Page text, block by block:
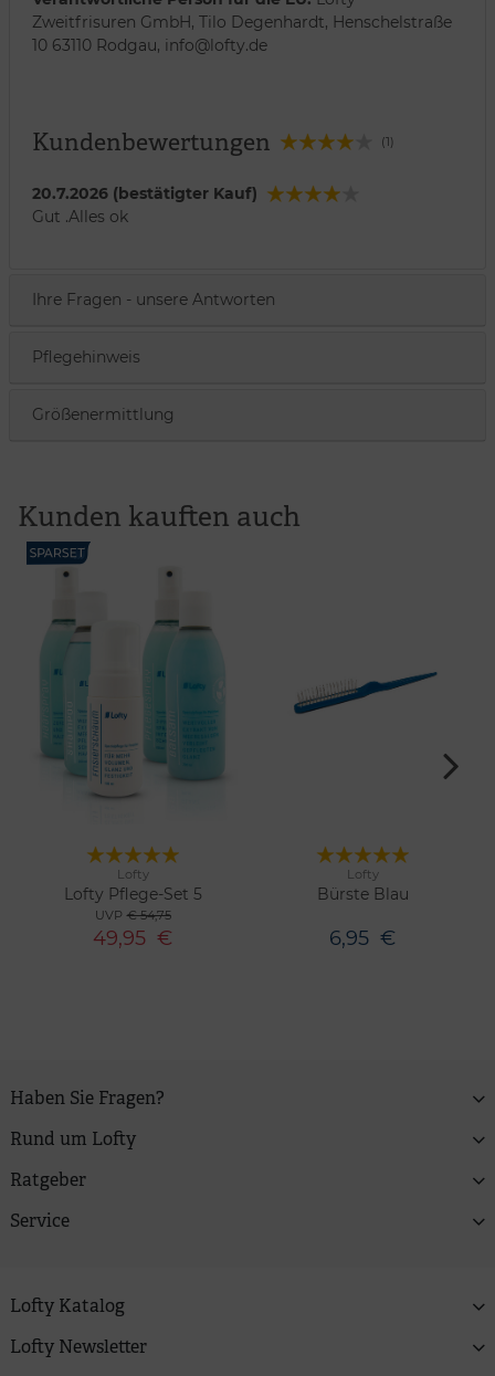
Zweitfrisuren GmbH, Tilo Degenhardt, Henschelstraße
10 63110 Rodgau, info@lofty.de
Kundenbewertungen (1)
20.7.2026 (bestätigter Kauf)
Gut .Alles ok
Ihre Fragen - unsere Antworten
Pflegehinweis
Größenermittlung
Kunden kauften auch
Merken
Lofty
Lofty Pflege-Set 5
UVP € 54,75
49,95 €
Merken
Lofty
Bürste Blau
6,95 €
Haben Sie Fragen?
Rund um Lofty
Ratgeber
Service
Lofty Katalog
Lofty Newsletter